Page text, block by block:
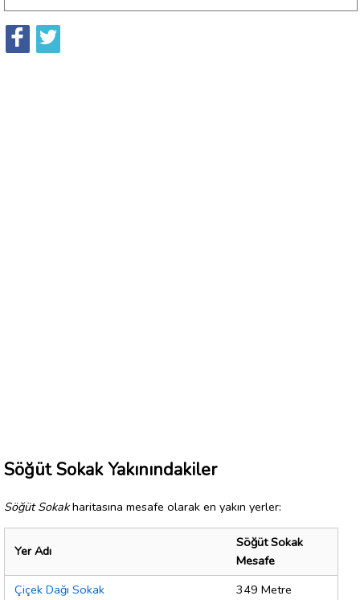
Söğüt Sokak Yakınındakiler
Söğüt Sokakharitasına mesafe olarak en yakın yerler:
Yer Adı
Söğüt Sokak
Mesafe
Çiçek Dağı Sokak
349 Metre